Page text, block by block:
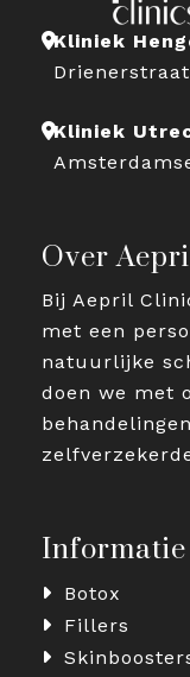
Kliniek
Drienerstraat
Kliniek
Over
Bij Aepril
met een
natuurlijke
doen we met
Informatie
Botox
Fillers